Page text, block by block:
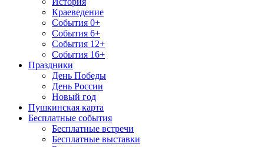
Краеведение
События 0+
События 6+
События 12+
События 16+
Праздники
День Победы
День России
Новый год
Пушкинская карта
Бесплатные события
Бесплатные встречи
Бесплатные выставки